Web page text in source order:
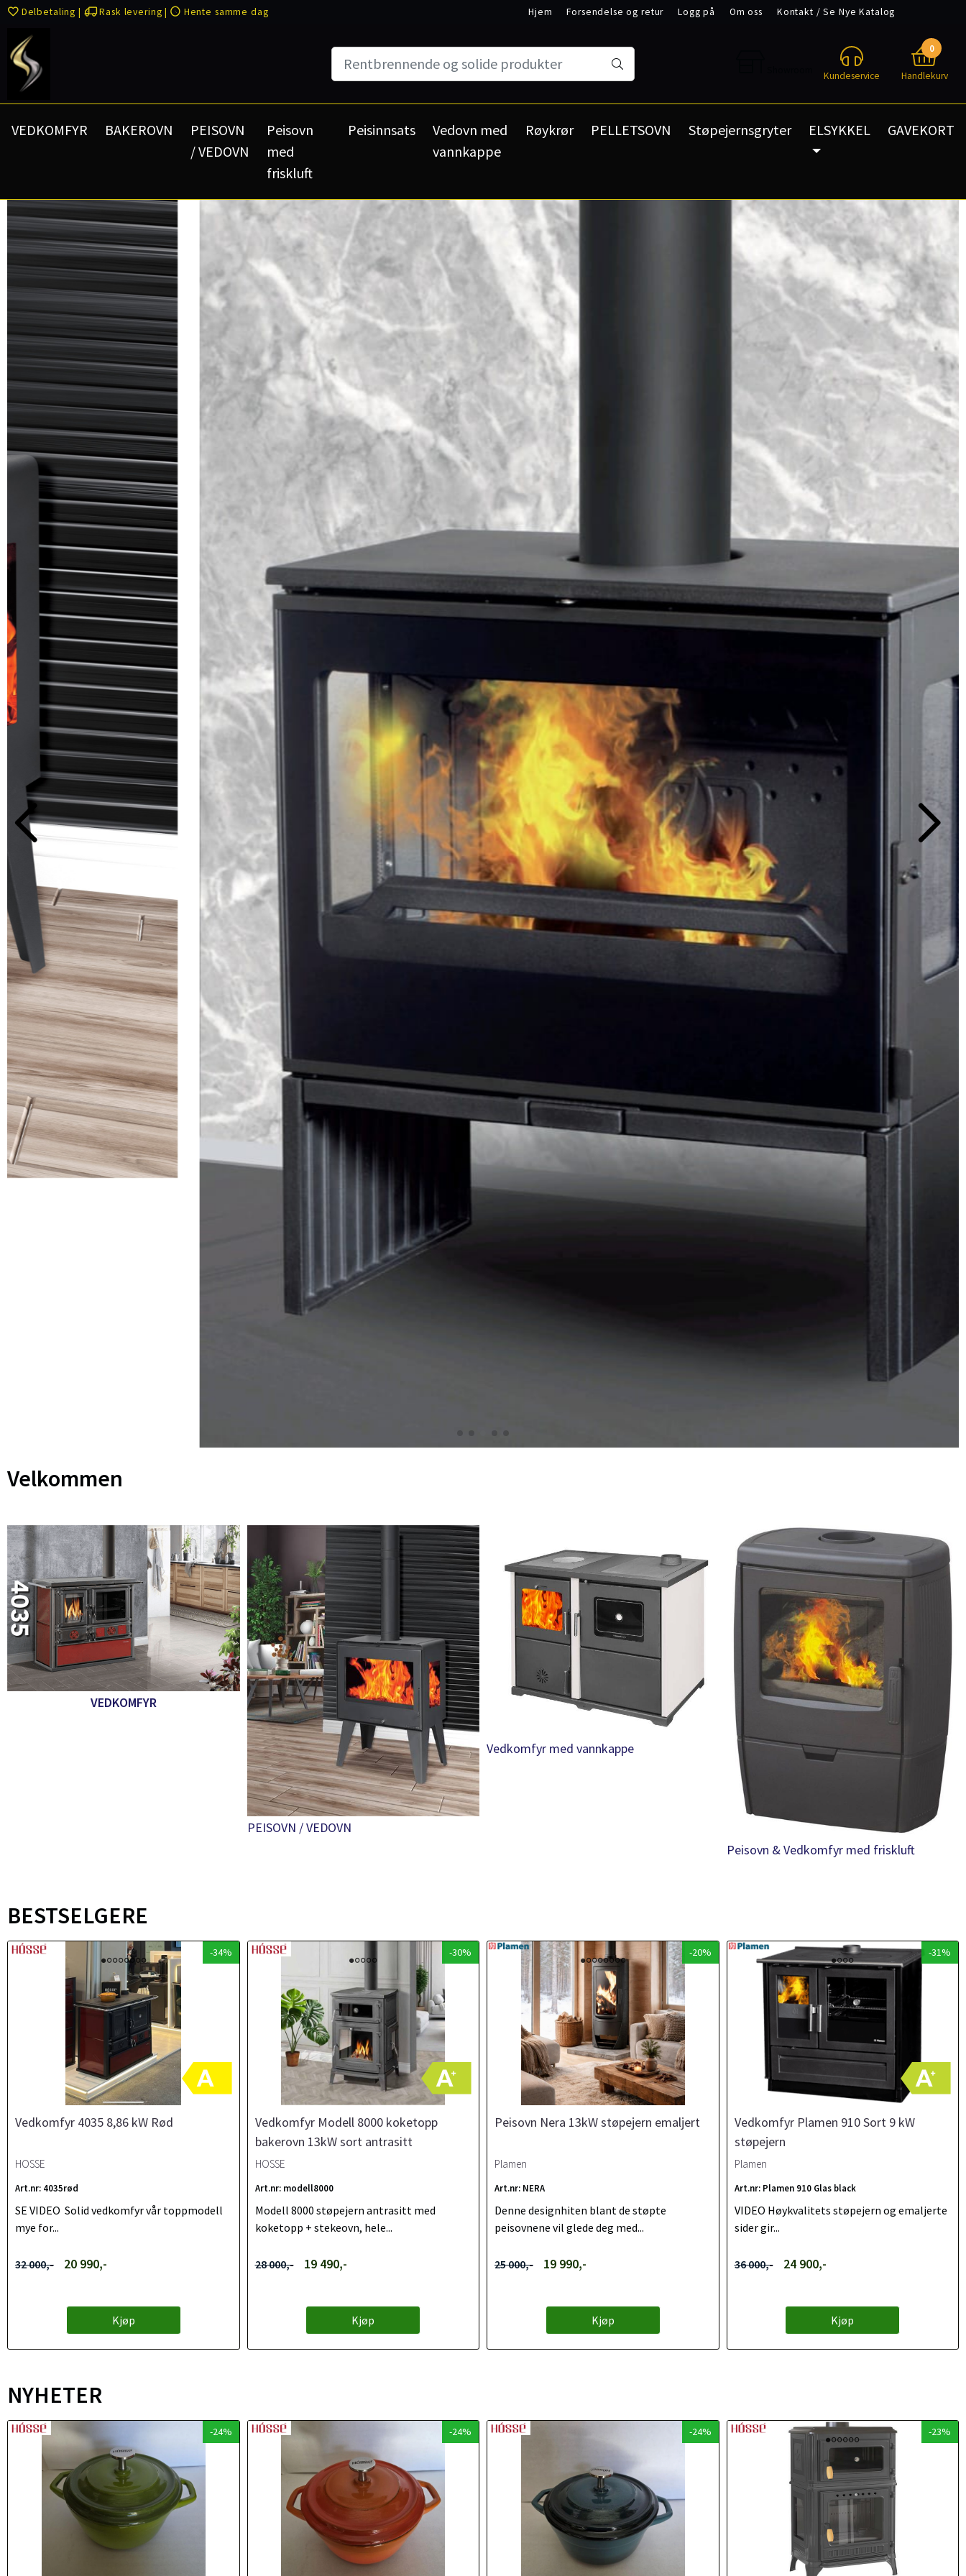
Delbetaling | Rask levering | Hente samme dag Hjem Forsendelse og retur Logg på Om oss
Kontakt / Se Nye Katalog
Kundeservice
0
Handlekurv
VEDKOMFYR BAKEROVN
PEISOVN
/ VEDOVN
Peisovn
med
friskluft
Peisinnsats
Vedovn med
vannkappe
Røykrør PELLETSOVN Støpejernsgryter ELSYKKEL GAVEKORT
Velkommen
VEDKOMFYR
PEISOVN / VEDOVN
Vedkomfyr med vannkappe
Peisovn & Vedkomfyr med friskluft
BESTSELGERE
-34%
Vedkomfyr 4035 8,86 kW Rød
HOSSE
Art.nr: 4035rød
SE VIDEO Solid vedkomfyr vår toppmodell
mye for...
32 000,- 20 990,-
Kjøp
-30%
Vedkomfyr Modell 8000 koketopp
bakerovn 13kW sort antrasitt
HOSSE
Art.nr: modell8000
Modell 8000 støpejern antrasitt med
koketopp + stekeovn, hele...
28 000,- 19 490,-
Kjøp
-20%
Peisovn Nera 13kW støpejern emaljert
Plamen
Art.nr: NERA
Denne designhiten blant de støpte
peisovnene vil glede deg med...
25 000,- 19 990,-
Kjøp
-31%
Vedkomfyr Plamen 910 Sort 9 kW
støpejern
Plamen
Art.nr: Plamen 910 Glas black
VIDEO Høykvalitets støpejern og emaljerte
sider gir...
36 000,- 24 900,-
Kjøp
NYHETER
-24% -24% -24% -23%